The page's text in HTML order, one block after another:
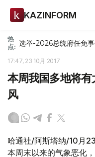
KAZINFORM
热
点: 选举-2026总统府任免
17:47, 23 10月 2017
本周我国多地将
风
哈通社/阿斯塔纳/10月
本周末以来的气象恶化